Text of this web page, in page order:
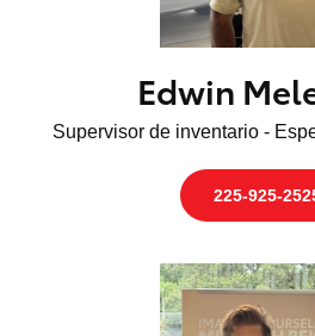
Edwin
Supervisor de inventario -
225-925-